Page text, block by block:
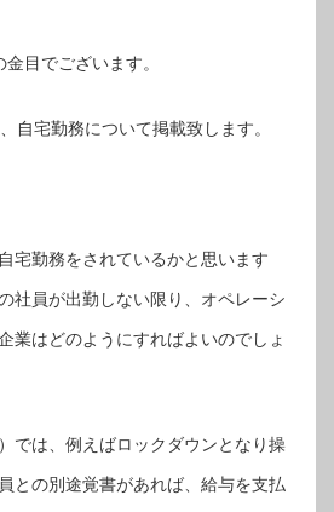
目でございます。
自宅勤務について掲載致します。
宅勤務をされているかと思います
社員が出勤しない限り、オペレーシ
業はどのようにすればよいのでしょ
では、例えばロックダウンとなり操
との別途覚書があれば、給与を支払